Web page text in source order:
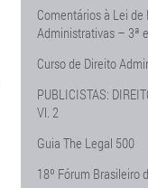
Comentários à Lei
Administrativas – 3ª
Curso de Direito
PUBLICISTAS:
Vl. 2
Guia The Legal 500
18º Fórum Brasileiro